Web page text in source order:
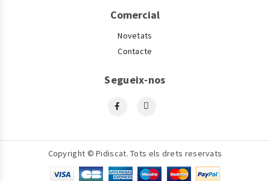
Comercial
Novetats
Contacte
Segueix-nos
Copyright © Pidiscat. Tots els drets reservats